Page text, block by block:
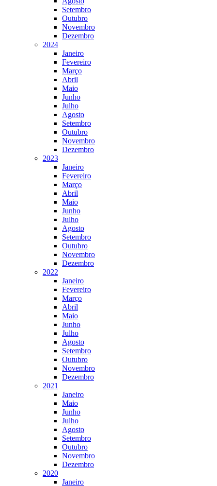
Setembro
Outubro
Novembro
Dezembro
2024
Janeiro
Fevereiro
Março
Abril
Maio
Junho
Julho
Agosto
Setembro
Outubro
Novembro
Dezembro
2023
Janeiro
Fevereiro
Março
Abril
Maio
Junho
Julho
Agosto
Setembro
Outubro
Novembro
Dezembro
2022
Janeiro
Fevereiro
Março
Abril
Maio
Junho
Julho
Agosto
Setembro
Outubro
Novembro
Dezembro
2021
Janeiro
Maio
Junho
Julho
Agosto
Setembro
Outubro
Novembro
Dezembro
2020
Janeiro